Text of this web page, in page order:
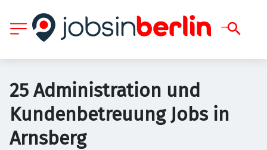
25 Administration und
Kundenbetreuung Jobs in
Arnsberg